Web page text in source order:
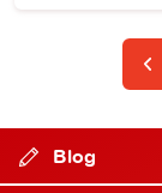
Blog